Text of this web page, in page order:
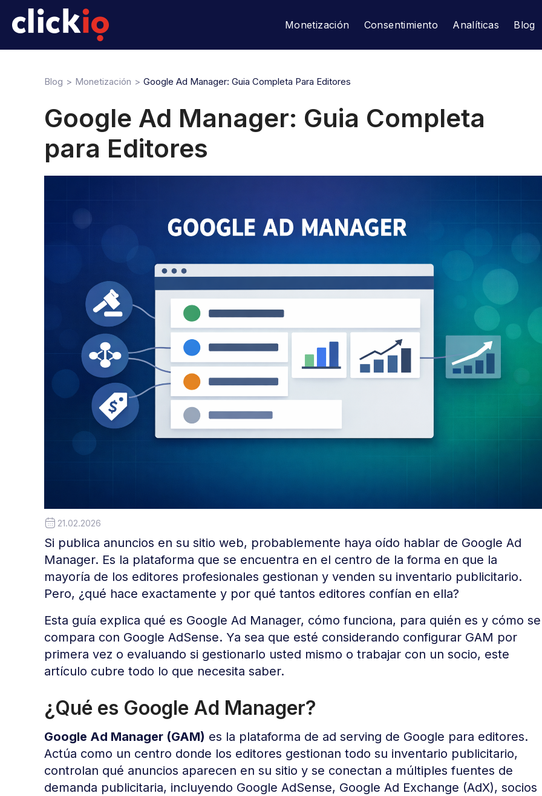
Monetización Consentimiento Analíticas Blog
Blog Monetización Google Ad Manager: Guia Completa Para Editores
Google Ad Manager: Guia Completa
para Editores
21.02.2026
Si publica anuncios en su sitio web, probablemente haya oído hablar de Google Ad
Manager. Es la plataforma que se encuentra en el centro de la forma en que la
mayoría de los editores profesionales gestionan y venden su inventario publicitario.
Pero, ¿qué hace exactamente y por qué tantos editores confían en ella?
Esta guía explica qué es Google Ad Manager, cómo funciona, para quién es y cómo se
compara con Google AdSense. Ya sea que esté considerando configurar GAM por
primera vez o evaluando si gestionarlo usted mismo o trabajar con un socio, este
artículo cubre todo lo que necesita saber.
¿Qué es Google Ad Manager?
Google Ad Manager (GAM) es la plataforma de ad serving de Google para editores.
Actúa como un centro donde los editores gestionan todo su inventario publicitario,
controlan qué anuncios aparecen en su sitio y se conectan a múltiples fuentes de
demanda publicitaria, incluyendo Google AdSense, Google Ad Exchange (AdX), socios